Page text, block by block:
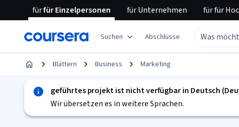
fürfür Einzelpersonen fürUnternehmen fürfür
Suchen Abschlüsse
Blättern Business Marketing
geführtes projekt ist nicht verfügbar in Deutsch
Wir übersetzen es in weitere Sprachen.